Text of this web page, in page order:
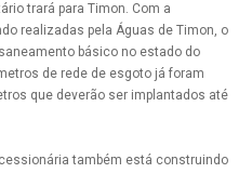
trará para Timon. Com a
realizadas pela Águas de Timon, o
básico no estado do
de rede de esgoto já foram
que deverão ser implantados até
também está construindo